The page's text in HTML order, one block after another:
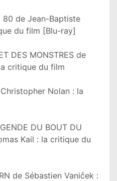
80 de Jean-Baptiste
du film [Blu-ray]
DES MONSTRES de
critique du film
Christopher Nolan : la
DU BOUT DU
Kail : la critique du
de Sébastien Vaniček :